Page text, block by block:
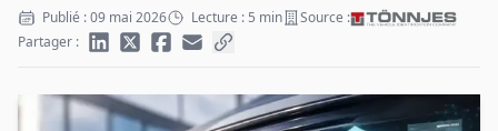
Publié : 09 mai 2026 Lecture : 5 min
Source :
Partager :